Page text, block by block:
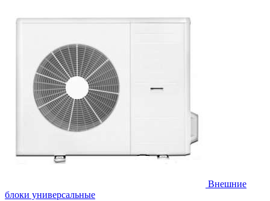
Внешние
блоки универсальные